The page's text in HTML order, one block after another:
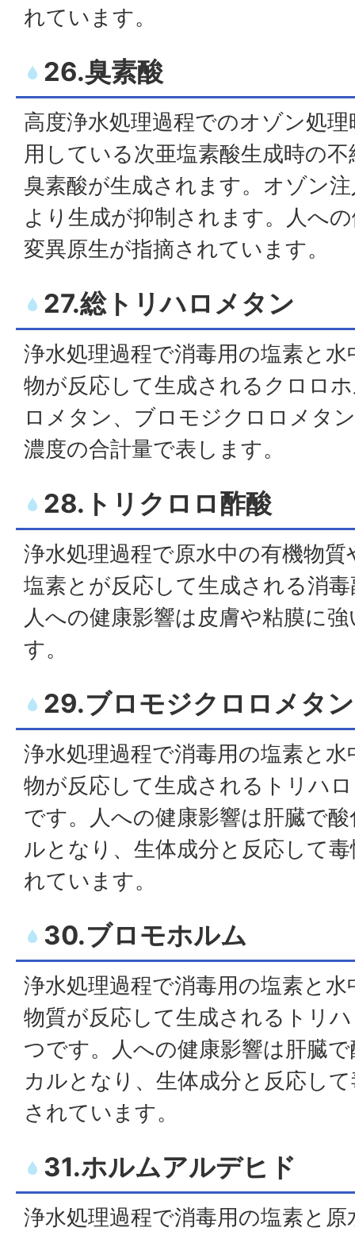
れています。
26.臭素酸
高度浄水処理過程でのオゾン処
用している次亜塩素酸生成時の
臭素酸が生成されます。オゾン
より生成が抑制されます。人へ
変異原生が指摘されています。
27.総トリハロメタン
浄水処理過程で消毒用の塩素と
物が反応して生成されるクロロ
ロメタン、ブロモジクロロメタ
濃度の合計量で表します。
28.トリクロロ酢酸
浄水処理過程で原水中の有機物
塩素とが反応して生成される消
人への健康影響は皮膚や粘膜に
す。
29.ブロモジクロロメタン
浄水処理過程で消毒用の塩素と
物が反応して生成されるトリハ
です。人への健康影響は肝臓で
ルとなり、生体成分と反応して
れています。
30.ブロモホルム
浄水処理過程で消毒用の塩素と
物質が反応して生成されるトリ
つです。人への健康影響は肝臓
カルとなり、生体成分と反応し
されています。
31.ホルムアルデヒド
浄水処理過程で消毒用の塩素と